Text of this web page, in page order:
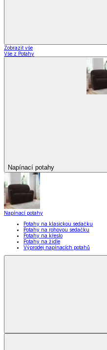
Zobrazit vše
Vše z Potahy
Napínací potahy
Napínací potahy
Potahy na klasickou sedačku
Potahy na rohovou sedačku
Potahy na křeslo
Potahy na židle
Výprodej napínacích potahů